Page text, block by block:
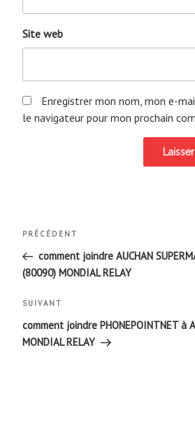
Site web
Enregistrer mon nom, mon e-
le navigateur pour mon prochain
Navigation
de
l’article
Article
précédent
PRÉCÉDENT
comment joindre AUCHAN
(80090) MONDIAL RELAY
Article
suivant
SUIVANT
comment joindre PHONEPOINTNET à
MONDIAL RELAY